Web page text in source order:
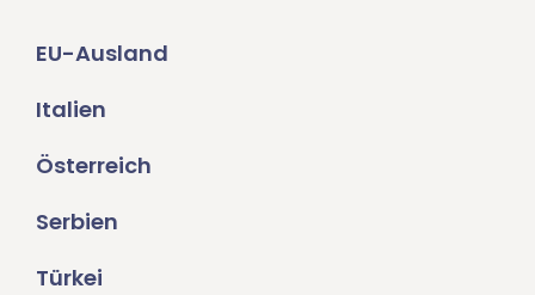
EU-Ausland
Italien
Österreich
Serbien
Türkei